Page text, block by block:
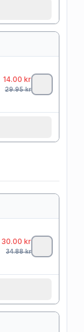
14.00 kr
29.95kr
30.00 kr
34.88kr